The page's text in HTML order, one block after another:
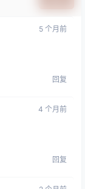
5 个月前
回复
4 个月前
回复